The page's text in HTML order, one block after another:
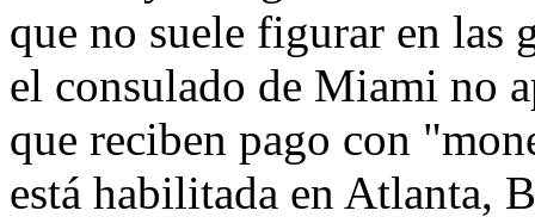
que no suele figurar en las
el consulado de Miami no
que reciben pago con
está habilitada en Atlanta,